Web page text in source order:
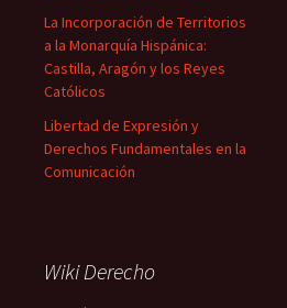
La Incorporación de Territorios
a la Monarquía Hispánica:
Castilla, Aragón y los Reyes
Católicos
Libertad de Expresión y
Derechos Fundamentales en la
Comunicación
Wiki Derecho